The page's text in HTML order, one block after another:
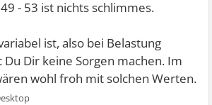
- 53 ist nichts schlimmes.
ist, also bei Belastung
Dir keine Sorgen machen. Im
wohl froh mit solchen Werten.